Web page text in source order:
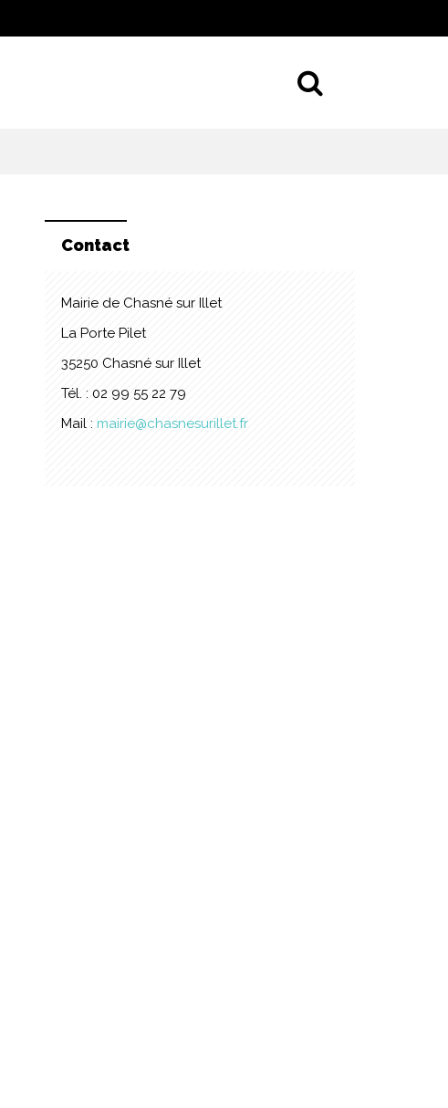
Contact
Mairie de Chasné sur Illet
La Porte Pilet
35250 Chasné sur Illet
Tél. : 02 99 55 22 79
Mail : mairie@chasnesurillet.fr